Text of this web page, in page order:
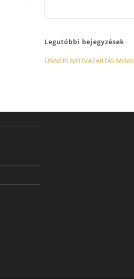
Legutóbbi bejegyzések
ÜNNEPI NYITVATARTÁS